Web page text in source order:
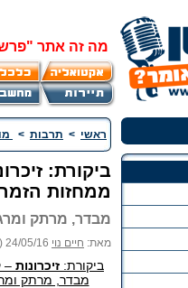
מה זה אתר
ראשי > תרבות >
ביקורת:
ממחזות
מבדר, מרתק
מאת: חיים נוי 24/05/16 (11:41)
ביקורת: זיכרונות –
מבדר, מרתק